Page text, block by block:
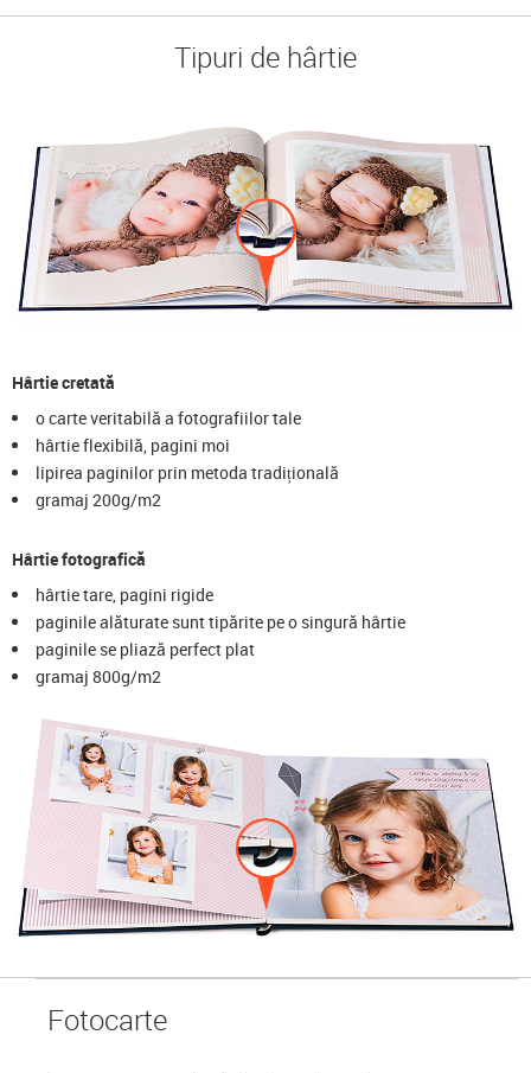
Tipuri de hârtie
Hârtie cretată
o carte veritabilă a fotografiilor tale
hârtie flexibilă, pagini moi
lipirea paginilor prin metoda tradițională
gramaj 200g/m2
Hârtie fotografică
hârtie tare, pagini rigide
paginile alăturate sunt tipărite pe o singură hârtie
paginile se pliază perfect plat
gramaj 800g/m2
Fotocarte